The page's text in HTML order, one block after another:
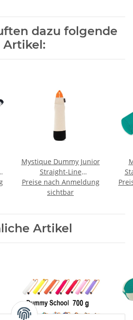
dazu folgende
Artikel:
Mystique Dummy Junior
Straight-Line
weiß/schwarz
Preise nach Anmeldung
sichtbar
Artikel